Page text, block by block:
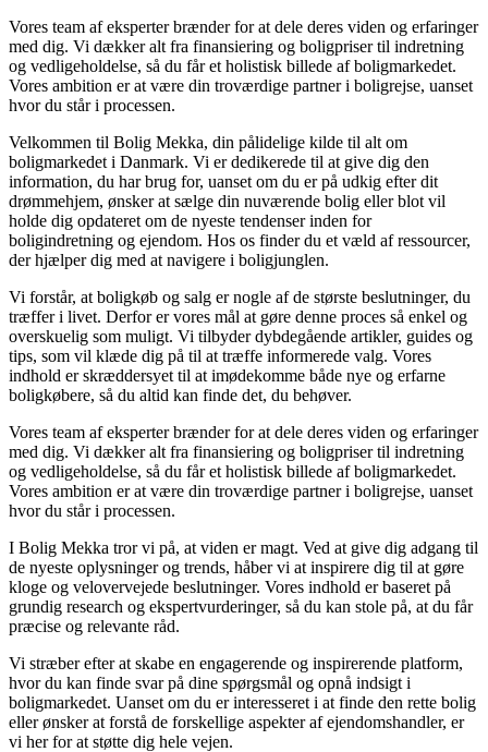
Vores team af eksperter brænder for at dele deres viden og erfaringer
med dig. Vi dækker alt fra finansiering og boligpriser til indretning
og vedligeholdelse, så du får et holistisk billede af boligmarkedet.
Vores ambition er at være din troværdige partner i boligrejse, uanset
hvor du står i processen.
Velkommen til Bolig Mekka, din pålidelige kilde til alt om
boligmarkedet i Danmark. Vi er dedikerede til at give dig den
information, du har brug for, uanset om du er på udkig efter dit
drømmehjem, ønsker at sælge din nuværende bolig eller blot vil
holde dig opdateret om de nyeste tendenser inden for
boligindretning og ejendom. Hos os finder du et væld af ressourcer,
der hjælper dig med at navigere i boligjunglen.
Vi forstår, at boligkøb og salg er nogle af de største beslutninger, du
træffer i livet. Derfor er vores mål at gøre denne proces så enkel og
overskuelig som muligt. Vi tilbyder dybdegående artikler, guides og
tips, som vil klæde dig på til at træffe informerede valg. Vores
indhold er skræddersyet til at imødekomme både nye og erfarne
boligkøbere, så du altid kan finde det, du behøver.
Vores team af eksperter brænder for at dele deres viden og erfaringer
med dig. Vi dækker alt fra finansiering og boligpriser til indretning
og vedligeholdelse, så du får et holistisk billede af boligmarkedet.
Vores ambition er at være din troværdige partner i boligrejse, uanset
hvor du står i processen.
I Bolig Mekka tror vi på, at viden er magt. Ved at give dig adgang til
de nyeste oplysninger og trends, håber vi at inspirere dig til at gøre
kloge og velovervejede beslutninger. Vores indhold er baseret på
grundig research og ekspertvurderinger, så du kan stole på, at du får
præcise og relevante råd.
Vi stræber efter at skabe en engagerende og inspirerende platform,
hvor du kan finde svar på dine spørgsmål og opnå indsigt i
boligmarkedet. Uanset om du er interesseret i at finde den rette bolig
eller ønsker at forstå de forskellige aspekter af ejendomshandler, er
vi her for at støtte dig hele vejen.